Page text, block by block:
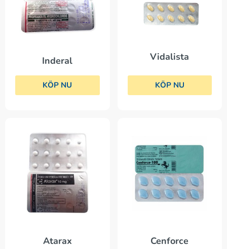
Inderal
KÖP NU
Vidalista
KÖP NU
Atarax Cenforce